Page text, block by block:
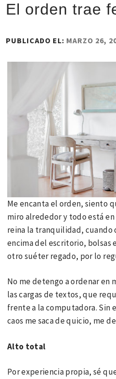
El orden trae
PUBLICADO EL: MARZO 26,
Me encanta el orden, siento
miro alrededor y todo está
reina la tranquilidad, cuando
encima del escritorio, bolsas
otro suéter regado, por lo
No me detengo a ordenar en
las cargas de textos, que
frente a la computadora. Sin
caos me saca de quicio, me
Alto total
Por experiencia propia, sé